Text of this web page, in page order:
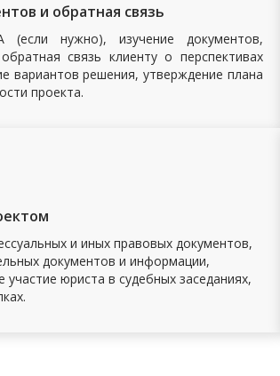
и обратная связь
(если нужно), изучение документов,
связь клиенту о перспективах
вариантов решения, утверждение плана
проекта.
и иных правовых документов,
документов и информации,
участие юриста в судебных заседаниях,